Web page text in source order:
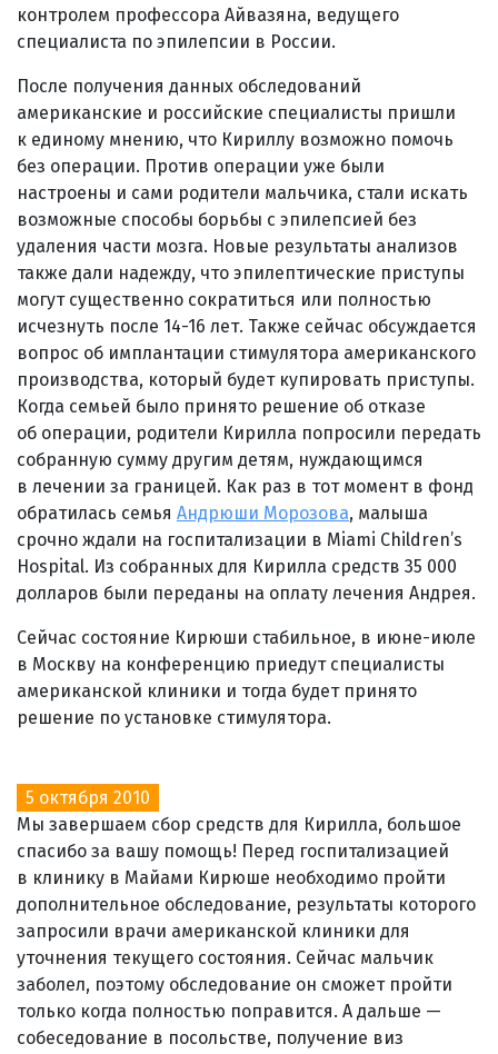
контролем профессора Айвазяна, ведущего
специалиста по эпилепсии в России.
После получения данных обследований
американские и российские специалисты пришли
к единому мнению, что Кириллу возможно помочь
без операции. Против операции уже были
настроены и сами родители мальчика, стали искать
возможные способы борьбы с эпилепсией без
удаления части мозга. Новые результаты анализов
также дали надежду, что эпилептические приступы
могут существенно сократиться или полностью
исчезнуть после 14-16 лет. Также сейчас обсуждается
вопрос об имплантации стимулятора американского
производства, который будет купировать приступы.
Когда семьей было принято решение об отказе
об операции, родители Кирилла попросили передать
собранную сумму другим детям, нуждающимся
в лечении за границей. Как раз в тот момент в фонд
обратилась семья Андрюши Морозова, малыша
срочно ждали на госпитализации в Miami Children’s
Hospital. Из собранных для Кирилла средств 35 000
долларов были переданы на оплату лечения Андрея.
Сейчас состояние Кирюши стабильное, в июне-июле
в Москву на конференцию приедут специалисты
американской клиники и тогда будет принято
решение по установке стимулятора.
5 октября 2010
Мы завершаем сбор средств для Кирилла, большое
спасибо за вашу помощь! Перед госпитализацией
в клинику в Майами Кирюше необходимо пройти
дополнительное обследование, результаты которого
запросили врачи американской клиники для
уточнения текущего состояния. Сейчас мальчик
заболел, поэтому обследование он сможет пройти
только когда полностью поправится. А дальше —
собеседование в посольстве, получение виз